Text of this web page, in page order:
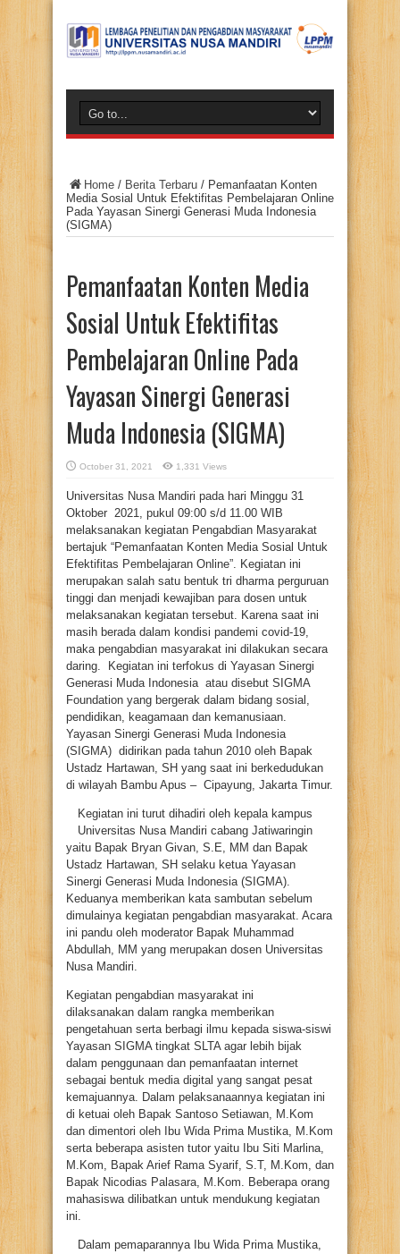
Home / Berita Terbaru / Pemanfaatan Konten
Media Sosial Untuk Efektifitas Pembelajaran Online
Pada Yayasan Sinergi Generasi Muda Indonesia
(SIGMA)
Pemanfaatan Konten Media
Sosial Untuk Efektifitas
Pembelajaran Online Pada
Yayasan Sinergi Generasi
Muda Indonesia (SIGMA)
October 31, 2021 1,331 Views
Universitas Nusa Mandiri pada hari Minggu 31
Oktober 2021, pukul 09:00 s/d 11.00 WIB
melaksanakan kegiatan Pengabdian Masyarakat
bertajuk “Pemanfaatan Konten Media Sosial Untuk
Efektifitas Pembelajaran Online”. Kegiatan ini
merupakan salah satu bentuk tri dharma perguruan
tinggi dan menjadi kewajiban para dosen untuk
melaksanakan kegiatan tersebut. Karena saat ini
masih berada dalam kondisi pandemi covid-19,
maka pengabdian masyarakat ini dilakukan secara
daring. Kegiatan ini terfokus di Yayasan Sinergi
Generasi Muda Indonesia atau disebut SIGMA
Foundation yang bergerak dalam bidang sosial,
pendidikan, keagamaan dan kemanusiaan.
Yayasan Sinergi Generasi Muda Indonesia
(SIGMA) didirikan pada tahun 2010 oleh Bapak
Ustadz Hartawan, SH yang saat ini berkedudukan
di wilayah Bambu Apus – Cipayung, Jakarta Timur.
Kegiatan ini turut dihadiri oleh kepala kampus
Universitas Nusa Mandiri cabang Jatiwaringin
yaitu Bapak Bryan Givan, S.E, MM dan Bapak
Ustadz Hartawan, SH selaku ketua Yayasan
Sinergi Generasi Muda Indonesia (SIGMA).
Keduanya memberikan kata sambutan sebelum
dimulainya kegiatan pengabdian masyarakat. Acara
ini pandu oleh moderator Bapak Muhammad
Abdullah, MM yang merupakan dosen Universitas
Nusa Mandiri.
Kegiatan pengabdian masyarakat ini
dilaksanakan dalam rangka memberikan
pengetahuan serta berbagi ilmu kepada siswa-siswi
Yayasan SIGMA tingkat SLTA agar lebih bijak
dalam penggunaan dan pemanfaatan internet
sebagai bentuk media digital yang sangat pesat
kemajuannya. Dalam pelaksanaannya kegiatan ini
di ketuai oleh Bapak Santoso Setiawan, M.Kom
dan dimentori oleh Ibu Wida Prima Mustika, M.Kom
serta beberapa asisten tutor yaitu Ibu Siti Marlina,
M.Kom, Bapak Arief Rama Syarif, S.T, M.Kom, dan
Bapak Nicodias Palasara, M.Kom. Beberapa orang
mahasiswa dilibatkan untuk mendukung kegiatan
ini.
Dalam pemaparannya Ibu Wida Prima Mustika,